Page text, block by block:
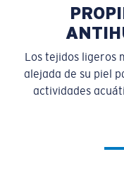
Los tejidos ligeros
alejada de su piel
actividades